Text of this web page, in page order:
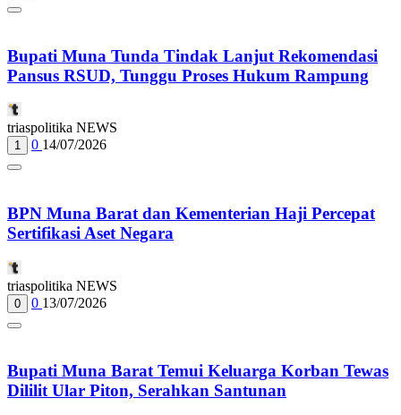
Bupati Muna Tunda Tindak Lanjut Rekomendasi
Pansus RSUD, Tunggu Proses Hukum Rampung
triaspolitika NEWS
1 0 14/07/2026
BPN Muna Barat dan Kementerian Haji Percepat
Sertifikasi Aset Negara
triaspolitika NEWS
0 0 13/07/2026
Bupati Muna Barat Temui Keluarga Korban Tewas
Dililit Ular Piton, Serahkan Santunan